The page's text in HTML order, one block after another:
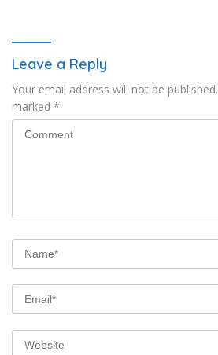
Leave a Reply
Your email address will not be published.
marked *